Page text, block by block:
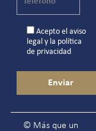
Acepto el aviso
legaly la política
de privacidad
© Más que un